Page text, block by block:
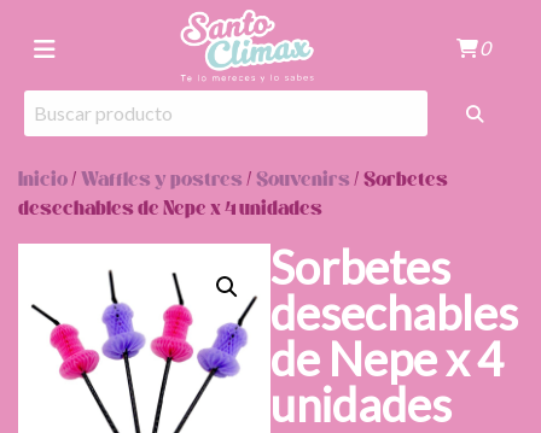
0
Inicio/Waffles y postres/Souvenirs/ Sorbetes
desechables de Nepe x 4 unidades
Sorbetes
desechables
de Nepe x 4
unidades